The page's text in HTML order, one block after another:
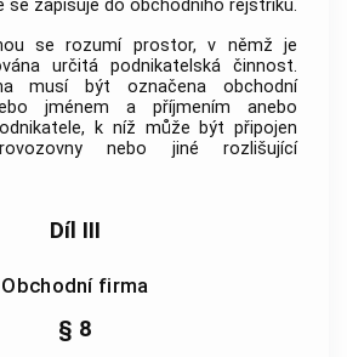
se zapisuje do obchodního rejstříku.
se rozumí prostor, v němž je
určitá podnikatelská činnost.
musí být označena obchodní
jménem a příjmením anebo
k níž může být připojen
nebo jiné rozlišující
Díl III
Obchodní firma
§ 8